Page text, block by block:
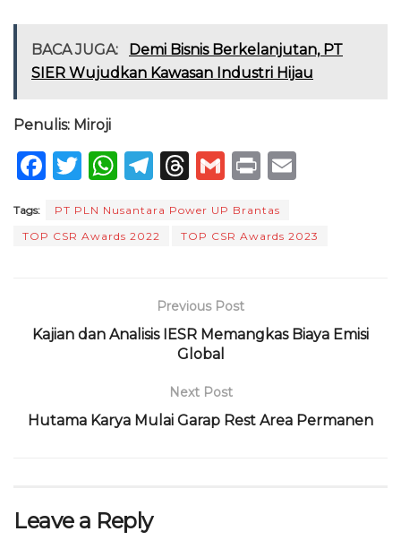
BACA JUGA:
Demi Bisnis Berkelanjutan, PT
SIER Wujudkan Kawasan Industri Hijau
Penulis: Miroji
F
c
e
o
T
it
te
W
a
ts
p
T
e
g
m
T
re
a
s
G
ai
l
P
n
t
l
Tags:
PT PLN Nusantara Power UP Brantas
TOP CSR Awards 2022
TOP CSR Awards 2023
Previous Post
Kajian dan Analisis IESR Memangkas Biaya Emisi
Global
Next Post
Hutama Karya Mulai Garap Rest Area Permanen
Leave a Reply